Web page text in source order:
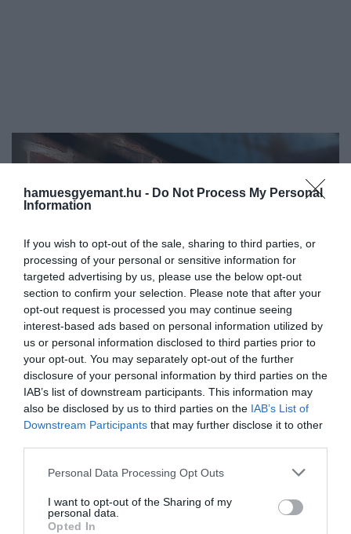
hamuesgyemant.hu - Do Not Process My Personal
Information
If you wish to opt-out of the sale, sharing to third parties, or
processing of your personal or sensitive information for
targeted advertising by us, please use the below opt-out
section to confirm your selection. Please note that after your
opt-out request is processed you may continue seeing
interest-based ads based on personal information utilized by
us or personal information disclosed to third parties prior to
your opt-out. You may separately opt-out of the further
disclosure of your personal information by third parties on the
IAB’s list of downstream participants. This information may
also be disclosed by us to third parties on the IAB’s List of
Downstream Participants that may further disclose it to other
Please note that this website/app uses one or more Google
not limited to your visit or usage behaviour. You may click to
grant or deny consent to Google and its third-party tags to
Personal Data Processing Opt Outs
I want to opt-out of the Sharing of my
personal data.
Opted In
felek közti, az atomháború lehetőségét is
emlegető kommunikáció miatt egyre
többen aggódnak egy lehetséges
2024. DECEMBER 10. ● TURI DÁNIEL
Ez az európai ország
rendelkezik a legtöbb
atombunkerrel